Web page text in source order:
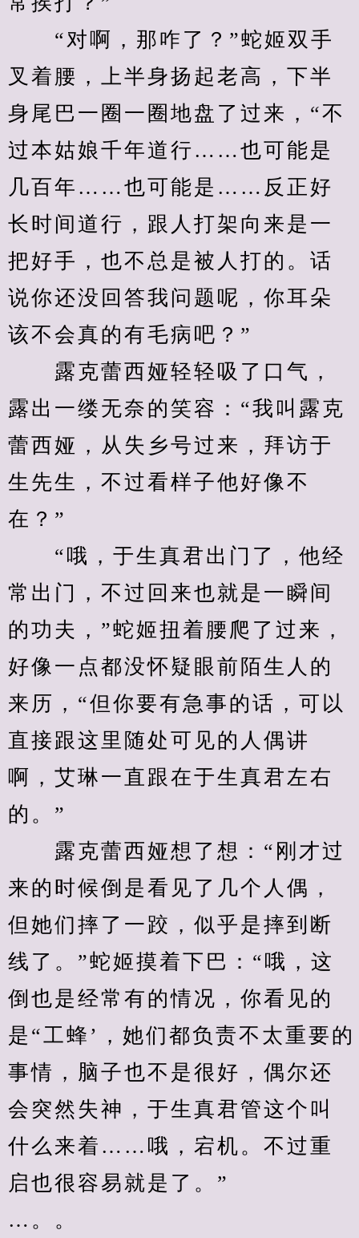
“对啊，那咋了？”蛇姬双手
叉着腰，上半身扬起老高，下半
身尾巴一圈一圈地盘了过来，“不
过本姑娘千年道行……也可能是
几百年……也可能是……反正好
长时间道行，跟人打架向来是一
把好手，也不总是被人打的。话
说你还没回答我问题呢，你耳朵
该不会真的有毛病吧？”
露克蕾西娅轻轻吸了口气，
露出一缕无奈的笑容：“我叫露克
蕾西娅，从失乡号过来，拜访于
生先生，不过看样子他好像不
在？”
“哦，于生真君出门了，他经
常出门，不过回来也就是一瞬间
的功夫，”蛇姬扭着腰爬了过来，
好像一点都没怀疑眼前陌生人的
来历，“但你要有急事的话，可以
直接跟这里随处可见的人偶讲
啊，艾琳一直跟在于生真君左右
的。”
露克蕾西娅想了想：“刚才过
来的时候倒是看见了几个人偶，
但她们摔了一跤，似乎是摔到断
线了。”蛇姬摸着下巴：“哦，这
倒也是经常有的情况，你看见的
是“工蜂’，她们都负责不太重要的
事情，脑子也不是很好，偶尔还
会突然失神，于生真君管这个叫
什么来着……哦，宕机。不过重
启也很容易就是了。”
…。。